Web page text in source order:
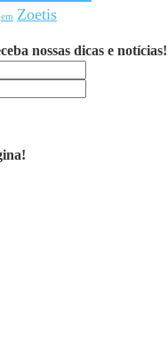
Zoetis
nossas dicas e notícias!